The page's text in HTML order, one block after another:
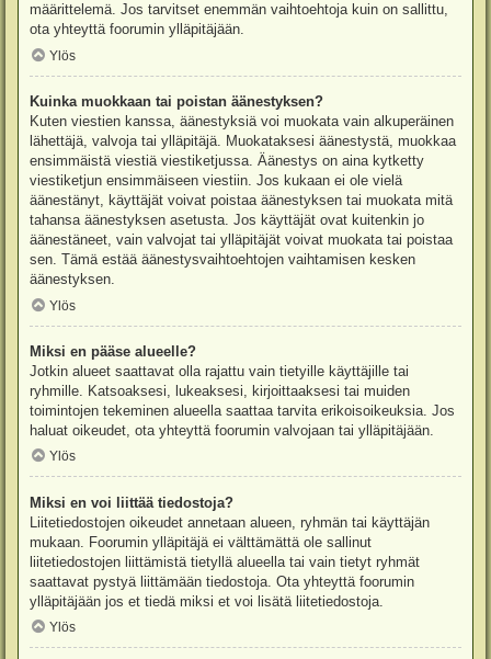
määrittelemä. Jos tarvitset enemmän vaihtoehtoja kuin on sallittu,
ota yhteyttä foorumin ylläpitäjään.
Ylös
Kuinka muokkaan tai poistan äänestyksen?
Kuten viestien kanssa, äänestyksiä voi muokata vain alkuperäinen
lähettäjä, valvoja tai ylläpitäjä. Muokataksesi äänestystä, muokkaa
ensimmäistä viestiä viestiketjussa. Äänestys on aina kytketty
viestiketjun ensimmäiseen viestiin. Jos kukaan ei ole vielä
äänestänyt, käyttäjät voivat poistaa äänestyksen tai muokata mitä
tahansa äänestyksen asetusta. Jos käyttäjät ovat kuitenkin jo
äänestäneet, vain valvojat tai ylläpitäjät voivat muokata tai poistaa
sen. Tämä estää äänestysvaihtoehtojen vaihtamisen kesken
äänestyksen.
Ylös
Miksi en pääse alueelle?
Jotkin alueet saattavat olla rajattu vain tietyille käyttäjille tai
ryhmille. Katsoaksesi, lukeaksesi, kirjoittaaksesi tai muiden
toimintojen tekeminen alueella saattaa tarvita erikoisoikeuksia. Jos
haluat oikeudet, ota yhteyttä foorumin valvojaan tai ylläpitäjään.
Ylös
Miksi en voi liittää tiedostoja?
Liitetiedostojen oikeudet annetaan alueen, ryhmän tai käyttäjän
mukaan. Foorumin ylläpitäjä ei välttämättä ole sallinut
liitetiedostojen liittämistä tietyllä alueella tai vain tietyt ryhmät
saattavat pystyä liittämään tiedostoja. Ota yhteyttä foorumin
ylläpitäjään jos et tiedä miksi et voi lisätä liitetiedostoja.
Ylös